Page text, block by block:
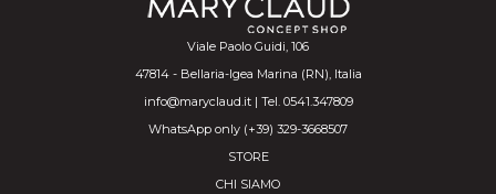
Viale Paolo Guidi, 106
47814 - Bellaria-Igea Marina (RN), Italia
info@maryclaud.it | Tel. 0541.347809
WhatsApp only (+39) 329-3668507
STORE
CHI SIAMO